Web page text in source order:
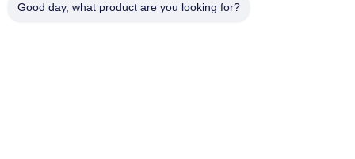
impressora cápsula
Good day, what product are you looking for?